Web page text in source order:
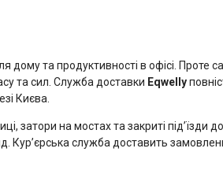
та продуктивності в офісі. Проте
та сил. Служба доставки Eqwelly
Києва.
затори на мостах та закриті
Кур’єрська служба доставить